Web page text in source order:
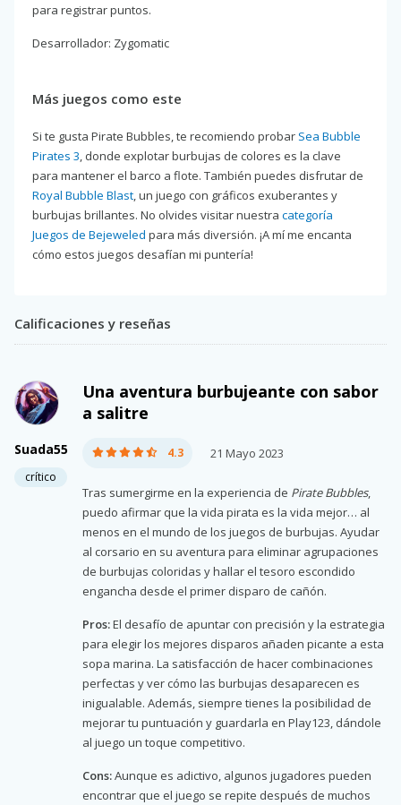
para registrar puntos.
Desarrollador: Zygomatic
Más juegos como este
Si te gusta Pirate Bubbles, te recomiendo probar Sea Bubble
Pirates 3, donde explotar burbujas de colores es la clave
para mantener el barco a flote. También puedes disfrutar de
Royal Bubble Blast, un juego con gráficos exuberantes y
burbujas brillantes. No olvides visitar nuestra categoría
Juegos de Bejeweled para más diversión. ¡A mí me encanta
cómo estos juegos desafían mi puntería!
Calificaciones y reseñas
Suada55
crítico
Una aventura burbujeante con sabor
a salitre
4.3 21 Mayo 2023
Tras sumergirme en la experiencia de Pirate Bubbles,
puedo afirmar que la vida pirata es la vida mejor… al
menos en el mundo de los juegos de burbujas. Ayudar
al corsario en su aventura para eliminar agrupaciones
de burbujas coloridas y hallar el tesoro escondido
engancha desde el primer disparo de cañón.
Pros:El desafío de apuntar con precisión y la estrategia
para elegir los mejores disparos añaden picante a esta
sopa marina. La satisfacción de hacer combinaciones
perfectas y ver cómo las burbujas desaparecen es
inigualable. Además, siempre tienes la posibilidad de
mejorar tu puntuación y guardarla en Play123, dándole
al juego un toque competitivo.
Cons:Aunque es adictivo, algunos jugadores pueden
encontrar que el juego se repite después de muchos